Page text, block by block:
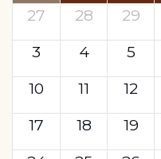
27 28 29
3
4 5
10
11 12
17
18 19